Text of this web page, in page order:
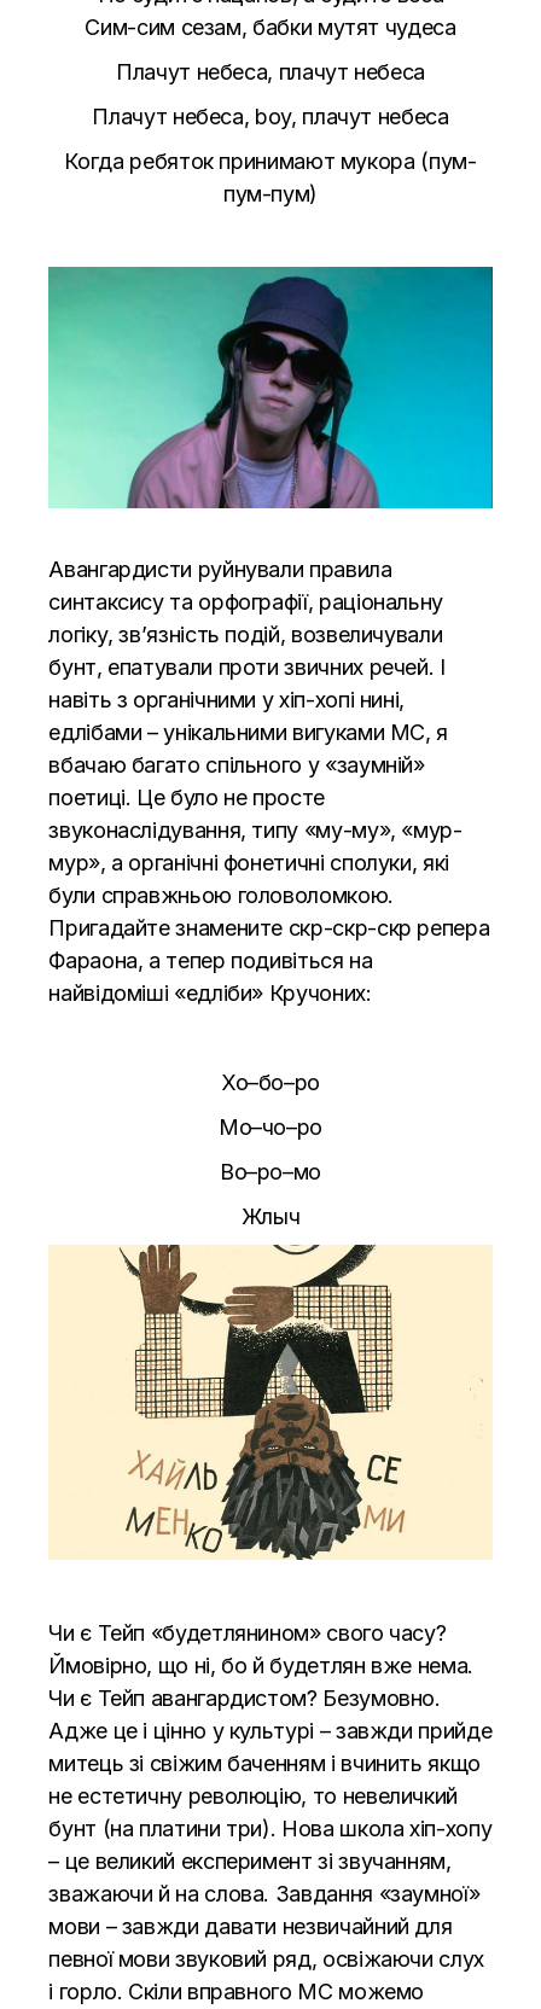
Сим-сим сезам, бабки мутят чудеса
Плачут небеса, плачут небеса
Плачут небеса, boy, плачут небеса
Когда ребяток принимают мукора (пум-
пум-пум)
Авангардисти руйнували правила
синтаксису та орфографії, раціональну
логіку, зв’язність подій, возвеличували
бунт, епатували проти звичних речей. І
навіть з органічними у хіп-хопі нині,
едлібами – унікальними вигуками МС, я
вбачаю багато спільного у «заумній»
поетиці. Це було не просте
звуконаслідування, типу «му-му», «мур-
мур», а органічні фонетичні сполуки, які
були справжньою головоломкою.
Пригадайте знамените скр-скр-скр репера
Фараона, а тепер подивіться на
найвідоміші «едліби» Кручоних:
Хо–бо–ро
Мо–чо–ро
Во–ро–мо
Жлыч
Чи є Тейп «будетлянином» свого часу?
Ймовірно, що ні, бо й будетлян вже нема.
Чи є Тейп авангардистом? Безумовно.
Адже це і цінно у культурі – завжди прийде
митець зі свіжим баченням і вчинить якщо
не естетичну революцію, то невеличкий
бунт (на платини три). Нова школа хіп-хопу
– це великий експеримент зі звучанням,
зважаючи й на слова. Завдання «заумної»
мови – завжди давати незвичайний для
певної мови звуковий ряд, освіжаючи слух
і горло. Скіли вправного МС можемо